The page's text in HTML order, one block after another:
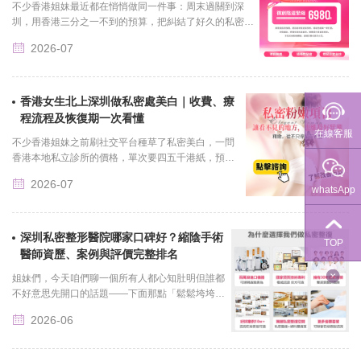
不少香港姐妹最近都在悄悄做同一件事：周末過關到深
圳，用香港三分之一不到的預算，把糾結了好久的私密項
都發現......
2026-07
香港女生北上深圳做私密處美白｜收費、療
程流程及恢復期一次看懂
不少香港姐妹之前刷社交平台種草了私密美白，一問
香港本地私立診所的價格，單次要四五千港紙，預約
馬洲站出發，半個......
2026-07
深圳私密整形醫院哪家口碑好？縮陰手術
醫師資歷、案例與評價完整排名
姐妹們，今天咱們聊一個所有人都心知肚明但誰都
不好意思先開口的話題——下面那點「鬆鬆垮垮」
2026-06
在線客服
whatsApp
TOP